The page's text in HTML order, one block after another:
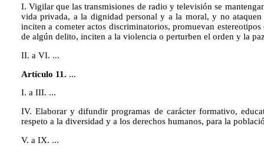
I. Vigilar que las transmisiones de radio y televisión se
vida privada, a la dignidad personal y a la moral, y no ataquen
inciten a cometer actos discriminatorios, promuevan
de algún delito, inciten a la violencia o perturben el orden y la
II. a VI. ...
Artículo 11. ...
I. a III. ...
IV. Elaborar y difundir programas de carácter formativo,
respeto a la diversidad y a los derechos humanos, para la
V. a IX. ...